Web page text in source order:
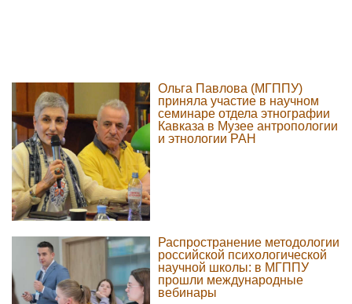
Ольга Павлова (МГППУ)
приняла участие в научном
семинаре отдела этнографии
Кавказа в Музее антропологии
и этнологии РАН
Распространение методологии
российской психологической
научной школы: в МГППУ
прошли международные
вебинары